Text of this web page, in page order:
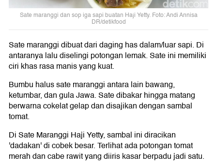
Sate maranggi dan sop iga sapi buatan Haji Yetty. Foto: Andi Annisa
DR/detikfood
Sate maranggi dibuat dari daging has dalam/luar sapi. Di
antaranya lalu diselingi potongan lemak. Sate ini memiliki
ciri khas rasa manis yang kuat.
Bumbu halus sate maranggi antara lain bawang,
ketumbar, dan gula Jawa. Sate dibakar hingga matang
berwarna cokelat gelap dan disajikan dengan sambal
tomat.
Di Sate Maranggi Haji Yetty, sambal ini diracikan
'dadakan' di cobek besar. Terlihat ada potongan tomat
merah dan cabe rawit yang diiris kasar berpadu jadi satu.